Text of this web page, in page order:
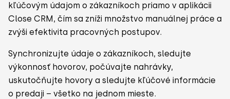
kľúčovým údajom o zákazníkoch priamo v aplikácii
Close CRM, čím sa zníži množstvo manuálnej práce a
zvýši efektivita pracovných postupov.
Synchronizujte údaje o zákazníkoch, sledujte
výkonnosť hovorov, počúvajte nahrávky,
uskutočňujte hovory a sledujte kľúčové informácie
o predaji – všetko na jednom mieste.